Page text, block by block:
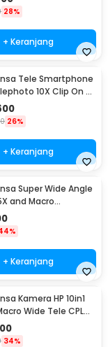
28%
+ Keranjang
Tele Smartphone
10X Clip On -
26%
+ Keranjang
Super Wide Angle
and Macro
- APL-0.45WM
+ Keranjang
Kamera HP 10in1
Wide Tele CPL
APL-DG10
34%